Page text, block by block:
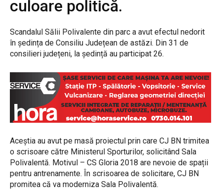
culoare politică.
Scandalul Sălii Polivalente din parc a avut efectul nedorit
în ședința de Consiliu Județean de astăzi. Din 31 de
consilieri județeni, la ședință au participat 26.
Aceștia au avut pe masă proiectul prin care CJ BN trimitea
o scrisoare către Ministerul Sporturilor, solicitând Sala
Polivalentă. Motivul – CS Gloria 2018 are nevoie de spații
pentru antrenamente. În scrisoarea de solicitare, CJ BN
promitea că va moderniza Sala Polivalentă.